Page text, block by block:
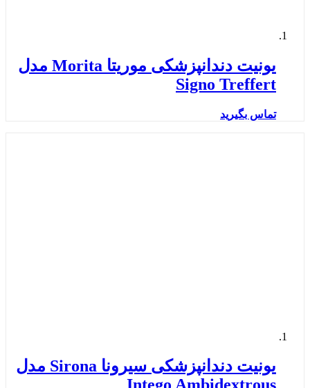
یونیت دندانپزشکی موریتا Morita مدل
Signo Treffert
تماس بگیرید
یونیت دندانپزشکی سیرونا Sirona مدل